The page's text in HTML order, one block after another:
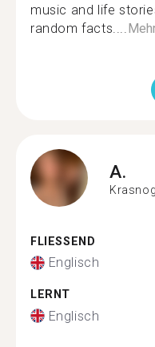
music and life
random facts....
A.
FLIESSEND
Englisch
LERNT
Englisch